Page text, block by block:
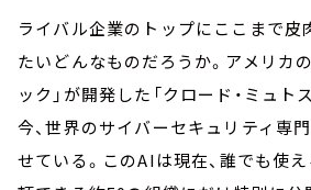
ライバル企業のトップにここまで皮
たいどんなものだろうか。アメリカ
ック」が開発した「クロード・ミュト
今、世界のサイバーセキュリティ専
せている。このAIは現在、誰でも使